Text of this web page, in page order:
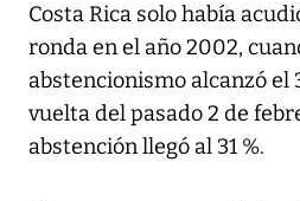
Costa Rica solo había
ronda en el año 2002,
abstencionismo alcanzó el
vuelta del pasado 2 de
abstención llegó al 31 %.